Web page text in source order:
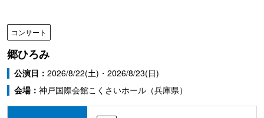
コンサート
郷ひろみ
公演日： 2026/8/22(土)・2026/8/23(日)
会場： 神戸国際会館こくさいホール（兵庫県）